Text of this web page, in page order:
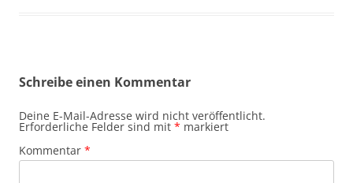
Schreibe einen Kommentar
Deine E-Mail-Adresse wird nicht veröffentlicht.
Erforderliche Felder sind mit * markiert
Kommentar *